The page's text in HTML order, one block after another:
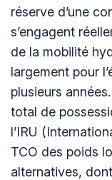
réserve d’une
s’engagent
de la mobilité
largement pour
plusieurs
total de
l’IRU
TCO des poids
alternatives,